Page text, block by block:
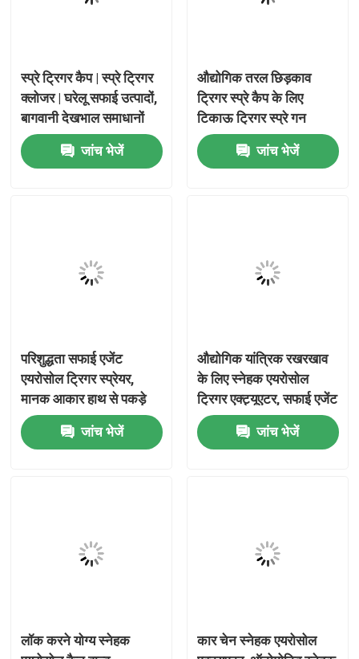
कारखाना भ्रमण
गुणवत्ता नियंत्रण
ब्यूटेन गैस वाल्व
स्प्रे ट्रिगर कैप | स्प्रे ट्रिगर
क्लोजर | घरेलू सफाई उत्पादों,
बागवानी देखभाल समाधानों
और कॉस्मेटिक तरल वितरण
अनुप्रयोगों के लिए हैंड स्प्रेयर
जांच भेजें
औद्योगिक तरल छिड़काव
ट्रिगर स्प्रे कैप के लिए
टिकाऊ ट्रिगर स्प्रे गन
एरोसोल एक्चुएटर
जांच भेजें
परिशुद्धता सफाई एजेंट
एयरोसोल ट्रिगर स्प्रेयर,
मानक आकार हाथ से पकड़े
जाने वाले ट्रिगर प्रकार
स्नेहन और कीटाणुशोधन
जांच भेजें
औद्योगिक यांत्रिक रखरखाव
के लिए स्नेहक एयरोसोल
ट्रिगर एक्ट्यूएटर, सफाई एजेंट
स्प्रे नोजल
जांच भेजें
लॉक करने योग्य स्नेहक
कार चेन स्नेहक एयरोसोल